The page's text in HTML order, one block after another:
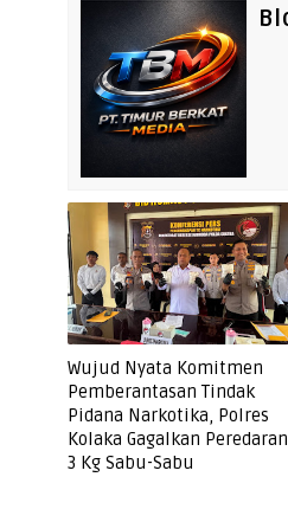
Wujud Nyata Komitmen
Pemberantasan Tindak
Pidana Narkotika, Polres
Kolaka Gagalkan Peredaran
3 Kg Sabu-Sabu